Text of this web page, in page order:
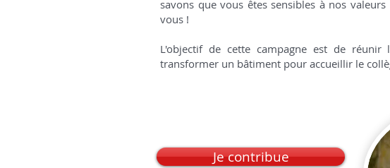
savons que vous êtes sensibles à nos
vous !
L'objectif de cette campagne est de
transformer un bâtiment pour accueillir le
Je contribue